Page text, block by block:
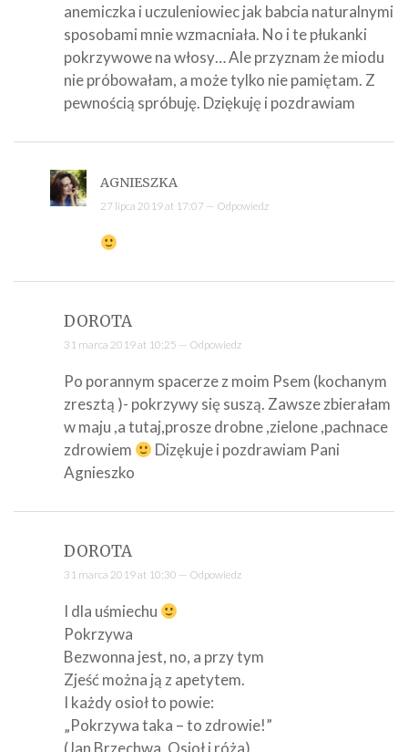
anemiczka i uczuleniowiec jak babcia naturalnymi
sposobami mnie wzmacniała. No i te płukanki
pokrzywowe na włosy… Ale przyznam że miodu
nie próbowałam, a może tylko nie pamiętam. Z
pewnością spróbuję. Dziękuję i pozdrawiam
AGNIESZKA
27 lipca 2019 at 17:07 — Odpowiedz
DOROTA
31 marca 2019 at 10:25 — Odpowiedz
Po porannym spacerze z moim Psem (kochanym
zresztą )- pokrzywy się suszą. Zawsze zbierałam
w maju ,a tutaj,prosze drobne ,zielone ,pachnace
zdrowiem
Dizękuje i pozdrawiam Pani
Agnieszko
DOROTA
31 marca 2019 at 10:30 — Odpowiedz
I dla uśmiechu
Pokrzywa
Bezwonna jest, no, a przy tym
Zjeść można ją z apetytem.
I każdy osioł to powie:
„Pokrzywa taka – to zdrowie!”